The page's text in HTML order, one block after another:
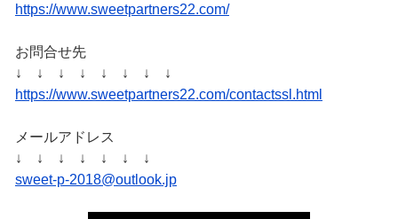
https://www.sweetpartners22.com/
お問合せ先
↓ ↓ ↓ ↓ ↓ ↓ ↓ ↓
https://www.sweetpartners22.com/contactssl.html
メールアドレス
↓ ↓ ↓ ↓ ↓ ↓ ↓
sweet-p-2018@outlook.jp